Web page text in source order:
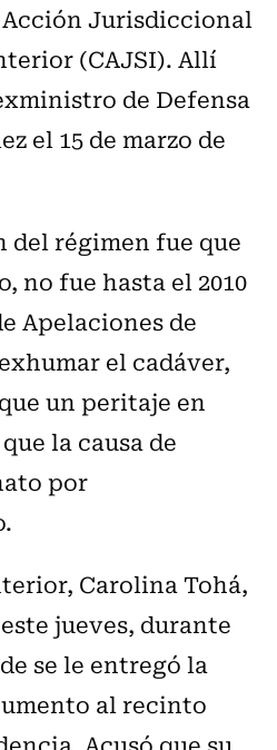
Acción Jurisdiccional
(CAJSI). Allí
de Defensa
el 15 de marzo de
del régimen fue que
no fue hasta el 2010
Apelaciones de
el cadáver,
un peritaje en
la causa de
por
Carolina Tohá,
jueves, durante
se le entregó la
al recinto